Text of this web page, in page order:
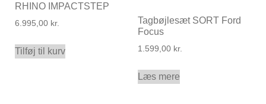
RHINO IMPACTSTEP
6.995,00 kr.
Tilføj til kurv
Tagbøjlesæt SORT Ford
Focus
1.599,00 kr.
Læs mere